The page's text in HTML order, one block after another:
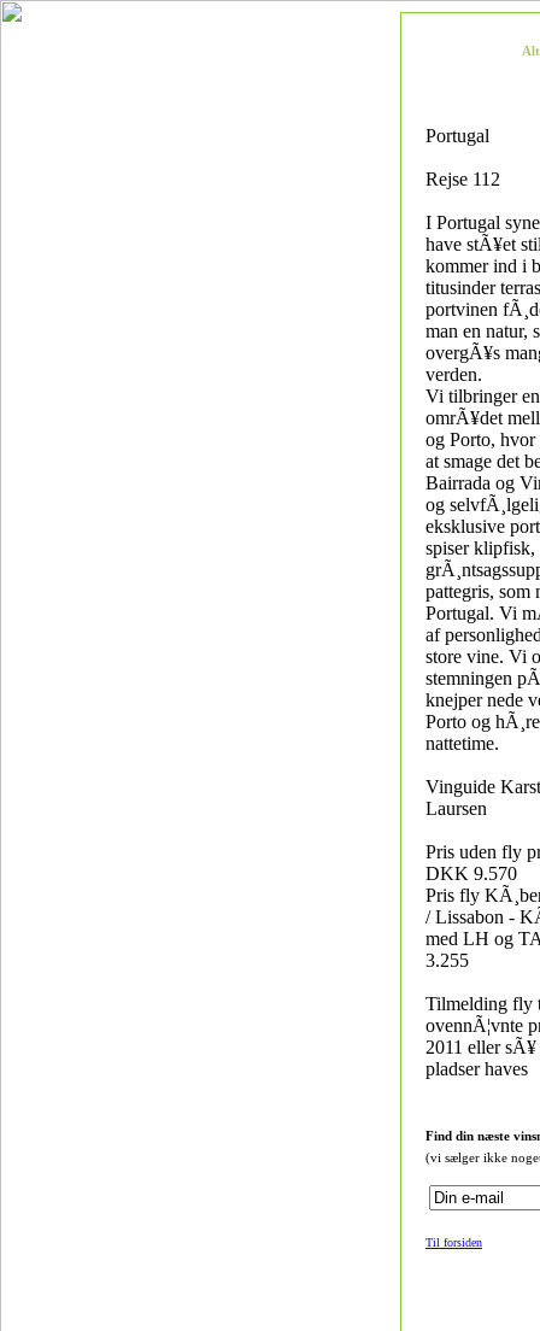
Portugal
Rejse 112
I Portugal
have stÃ¥et
kommer ind i
titusinder
portvinen
man en natur,
overgÃ¥s
verden.
Vi tilbringer
omrÃ¥det
og Porto,
at smage det
Bairrada og
og
eksklusive
spiser klipfisk,
pattegris, som
Portugal. Vi
af
store vine. Vi
stemningen
knejper nede
Porto og
nattetime.
Vinguide
Laursen
Pris uden fly
DKK 9.570
Pris fly
/ Lissabon -
med LH og
3.255
Tilmelding fly
ovennÃ¦vnte
2011 eller sÃ¥
pladser haves
Find din næste
(vi sælger ikke
Til forsiden